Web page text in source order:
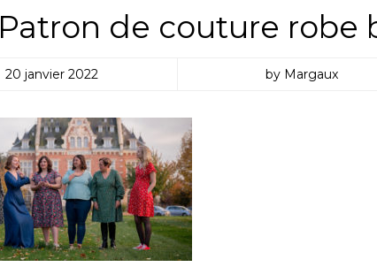
Patron de couture robe
20 janvier 2022 by Margaux